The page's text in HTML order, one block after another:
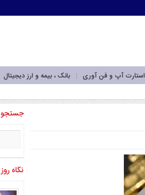
استارت آپ و فن آوری بانک ، بیمه و ارز دیجیتال
جستجو
نگاه روز